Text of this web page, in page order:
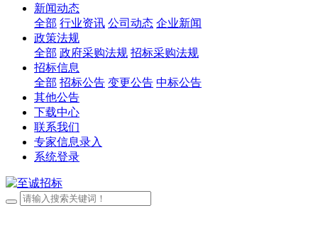
新闻动态
全部 行业资讯 公司动态 企业新闻
政策法规
全部 政府采购法规 招标采购法规
招标信息
全部 招标公告 变更公告 中标公告
其他公告
下载中心
联系我们
专家信息录入
系统登录